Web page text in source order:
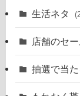
生活ネタ
店舗のセ
抽選で当た